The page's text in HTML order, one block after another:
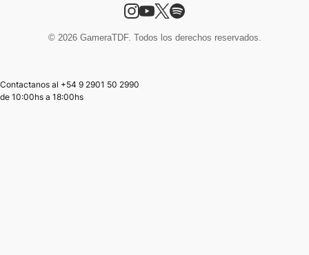
© 2026 GameraTDF. Todos los derechos reservados.
Contactanos al +54 9 2901 50 2990
de 10:00hs a 18:00hs